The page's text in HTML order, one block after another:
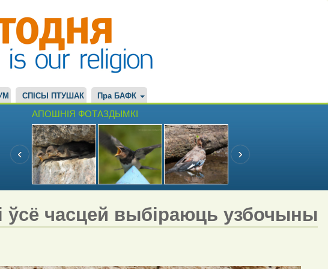
СПІСЫ ПТУШАК Пра БАФК
АПОШНІЯ ФОТАЗДЫМКІ
ўсё часцей выбіраюць узбочыны